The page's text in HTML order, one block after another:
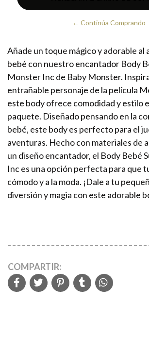
← Continúa Comprando
Añade un toque mágico y adorable al
bebé con nuestro encantador Body
Monster Inc de Baby Monster.
entrañable personaje de la película
este body ofrece comodidad y estilo
paquete. Diseñado pensando en la
bebé, este body es perfecto para el
aventuras. Hecho con materiales de
un diseño encantador, el Body Bebé
Inc es una opción perfecta para que
cómodo y a la moda. ¡Dale a tu
diversión y magia con este adorable
COMPARTIR: